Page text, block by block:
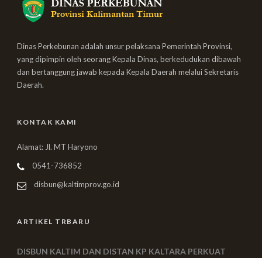
Dinas Perkebunan adalah unsur pelaksana Pemerintah Provinsi,
yang dipimpin oleh seorang Kepala Dinas, berkedudukan dibawah
dan bertanggung jawab kepada Kepala Daerah melalui Sekretaris
Daerah.
KONTAK KAMI
Alamat: Jl. MT Haryono
0541-736852
disbun@kaltimprov.go.id
ARTIKEL TRBARU
DISBUN KALTIM DAN DISTAN KP KALTARA PERKUAT